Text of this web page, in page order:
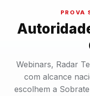
PROVA
Webinars, Radar
com alcance
escolhem a